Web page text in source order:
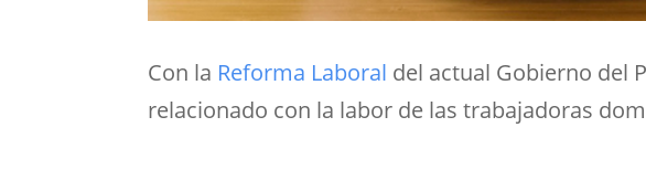
Con la Reforma Laboral del actual Gobierno del
relacionado con la labor de las trabajadoras